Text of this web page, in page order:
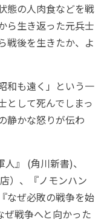
態の人肉食などを戦
ら生き返った元兵士
戦後を生きたか、よ
和も遠く」という一
として死んでしまっ
静かな怒りが伝わ
』 (角川新書)、
）、『ノモンハン
なぜ必敗の戦争を始
戦争へと向かった